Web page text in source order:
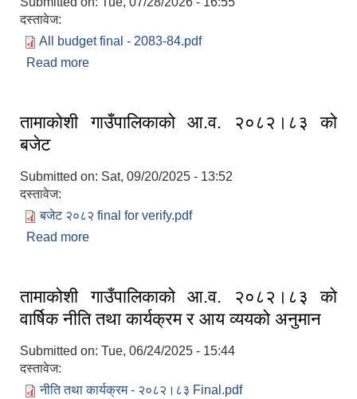
दस्तावेज:
All budget final - 2083-84.pdf
Read more
तामाकोशी गाउँपालिकाको आ.व. २०८२।८३ को
बजेट
Submitted on: Sat, 09/20/2025 - 13:52
दस्तावेज:
बजेट २०८२ final for verify.pdf
Read more
तामाकोशी गाउँपालिकाको आ.व. २०८२।८३ को
वार्षिक नीति तथा कार्यक्रम र आय व्ययको अनुमान
Submitted on: Tue, 06/24/2025 - 15:44
दस्तावेज:
नीति तथा कार्यक्रम - २०८२।८३ Final.pdf